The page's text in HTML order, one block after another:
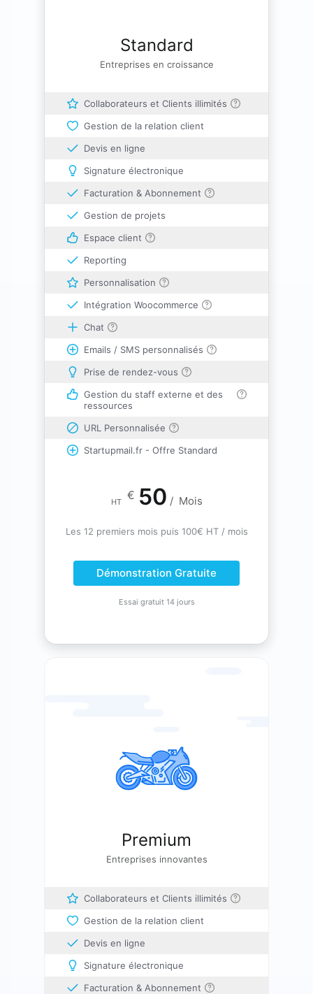
Standard
Entreprises en croissance
Collaborateurs et Clients illimités
Gestion de la relation client
Devis en ligne
Signature électronique
Facturation & Abonnement
Gestion de projets
Espace client
Reporting
Personnalisation
Intégration Woocommerce
Chat
Emails / SMS personnalisés
Prise de rendez-vous
Gestion du staff externe et des
ressources
URL Personnalisée
Startupmail.fr - Offre Standard
HT € 50 / Mois
Les 12 premiers mois puis 100€ HT / mois
Démonstration Gratuite
Essai gratuit 14 jours
Premium
Entreprises innovantes
Collaborateurs et Clients illimités
Gestion de la relation client
Devis en ligne
Signature électronique
Facturation & Abonnement